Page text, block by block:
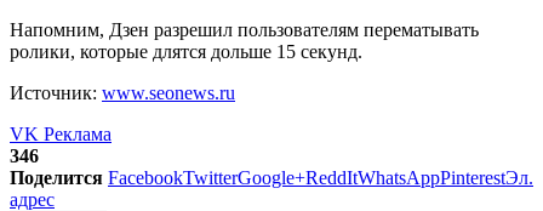
Напомним, Дзен разрешил пользователям перематывать
ролики, которые длятся дольше 15 секунд.
Источник: www.seonews.ru
VK Реклама
346
Поделится FacebookTwitterGoogle+ReddItWhatsAppPinterestЭл.
адрес